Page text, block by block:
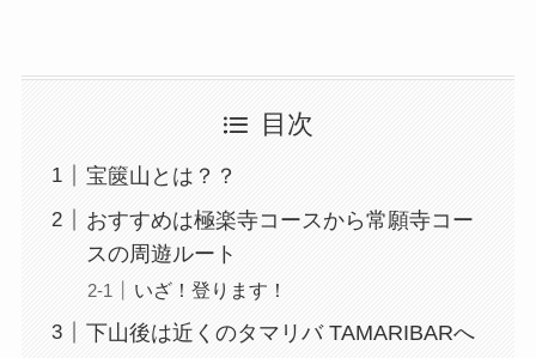
目次
宝篋山とは？？
おすすめは極楽寺コースから常願寺コー
スの周遊ルート
いざ！登ります！
下山後は近くのタマリバ TAMARIBARへ